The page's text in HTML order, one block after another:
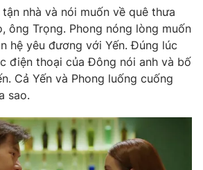
nhà và nói muốn về quê thưa
ông Trọng. Phong nóng lòng muốn
hệ yêu đương với Yến. Đúng lúc
điện thoại của Đông nói anh và bố
Cả Yến và Phong luống cuống
sao.